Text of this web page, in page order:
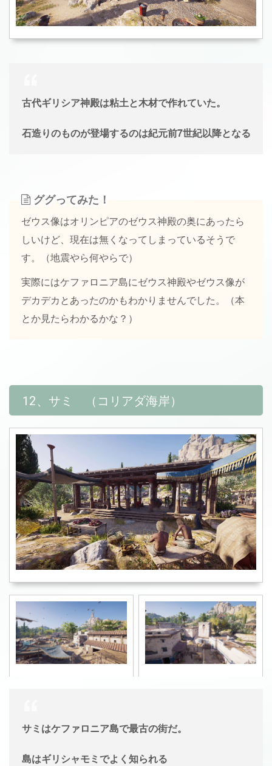
古代ギリシア神殿は粘土と木材で作れていた。
石造りのものが登場するのは紀元前7世紀以降となる
ググってみた！
ゼウス像はオリンピアのゼウス神殿の奥にあったら
しいけど、現在は無くなってしまっているそうで
す。（地震やら何やらで）
実際にはケファロニア島にゼウス神殿やゼウス像が
デカデカとあったのかもわかりませんでした。（本
とか見たらわかるかな？）
12、サミ （コリアダ海岸）
サミはケファロニア島で最古の街だ。
島はギリシャモミでよく知られる